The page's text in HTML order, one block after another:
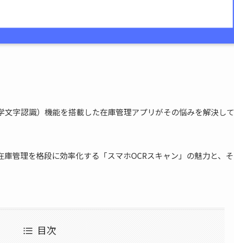
字認識）機能を搭載した在庫管理アプリがその悩みを解決して
管理を格段に効率化する「スマホOCRスキャン」の魅力と、そ
目次